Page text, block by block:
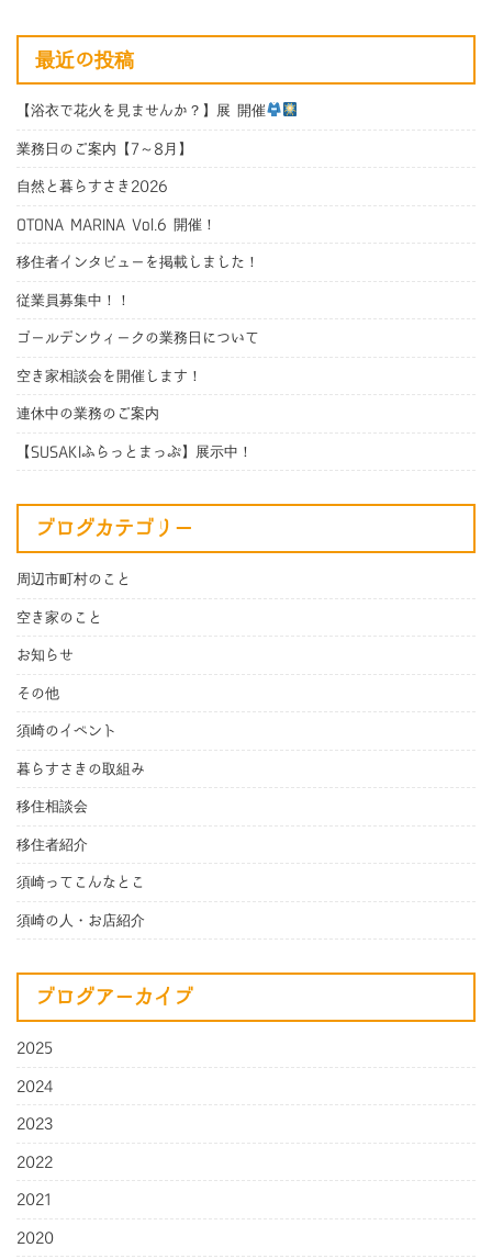
最近の投稿
【浴衣で花火を見ませんか？】展 開催
業務日のご案内【7～8月】
自然と暮らすさき2026
OTONA MARINA Vol.6 開催！
移住者インタビューを掲載しました！
従業員募集中！！
ゴールデンウィークの業務日について
空き家相談会を開催します！
連休中の業務のご案内
【SUSAKIふらっとまっぷ】展示中！
ブログカテゴリー
周辺市町村のこと
空き家のこと
お知らせ
その他
須崎のイベント
暮らすさきの取組み
移住相談会
移住者紹介
須崎ってこんなとこ
須崎の人・お店紹介
ブログアーカイブ
2025
2024
2023
2022
2021
2020